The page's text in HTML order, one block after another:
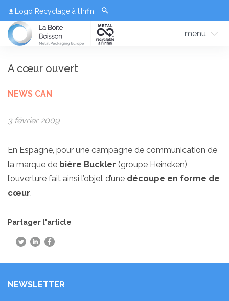
Logo Recyclage à l’Infini
menu
A cœur ouvert
NEWS CAN
3 février 2009
En Espagne, pour une campagne de communication de
la marque de bière Buckler (groupe Heineken),
l’ouverture fait ainsi l’objet d’une découpe en forme de
cœur.
Partager l'article
NEWSLETTER